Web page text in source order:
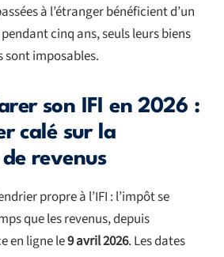
à l’étranger bénéficient d’un
cinq ans, seuls leurs biens
imposables.
son IFI en 2026 :
calé sur la
revenus
propre à l’IFI : l’impôt se
que les revenus, depuis
en ligne le9 avril 2026. Les dates